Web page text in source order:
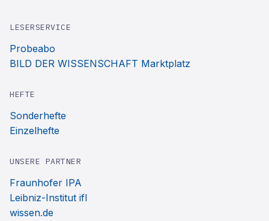
LESERSERVICE
Probeabo
BILD DER WISSENSCHAFT Marktplatz
HEFTE
Sonderhefte
Einzelhefte
UNSERE PARTNER
Fraunhofer IPA
Leibniz-Institut ifl
wissen.de